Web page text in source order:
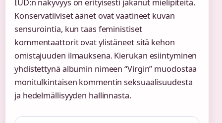
IUD:n näkyvyys on erityisesti jakanut mielipiteitä.
Konservatiiviset äänet ovat vaatineet kuvan
sensurointia, kun taas feministiset
kommentaattorit ovat ylistäneet sitä kehon
omistajuuden ilmauksena. Kierukan esiintyminen
yhdistettynä albumin nimeen “Virgin” muodostaa
monitulkintaisen kommentin seksuaalisuudesta
ja hedelmällisyyden hallinnasta.